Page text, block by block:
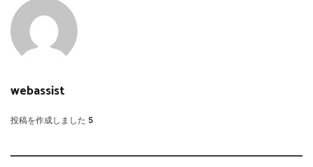
webassist
投稿を作成しました 5